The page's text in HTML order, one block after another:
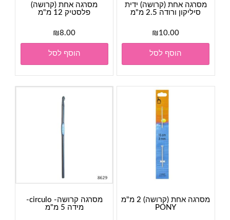
מסרגה אחת (קרושה) ידית
סיליקון ורודה 2.5 מ"מ
₪10.00
הוסף לסל
מסרגה אחת (קרושה)
פלסטיק 12 מ"מ
₪8.00
הוסף לסל
מסרגה אחת (קרושה) 2 מ"מ
PONY
מסרגה קרושה- circulo-
מידה 5 מ"מ